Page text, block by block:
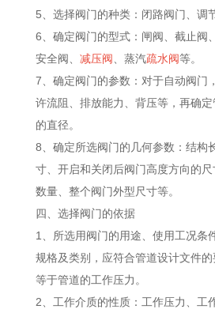
5、选择阀门的种类：闭路阀门、调
6、确定阀门的型式：闸阀、截止阀
安全阀、 减压阀 、蒸汽疏水阀等。
7、确定阀门的参数：对于自动阀门
许流阻、排放能力、背压等，再确
的直径。
8、确定所选阀门的几何参数：结构
寸、开启和关闭后阀门高度方向的
数量、整个阀门外型尺寸等。
四、选择阀门的依据
1、所选用阀门的用途、使用工况条
规格及类别，应符合管道设计文件
等于管道的工作压力。
2、工作介质的性质：工作压力、工